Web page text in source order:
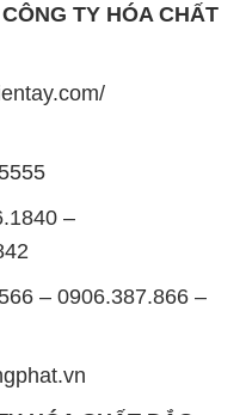
TY HÓA CHẤT
–
– 0906.387.866 –